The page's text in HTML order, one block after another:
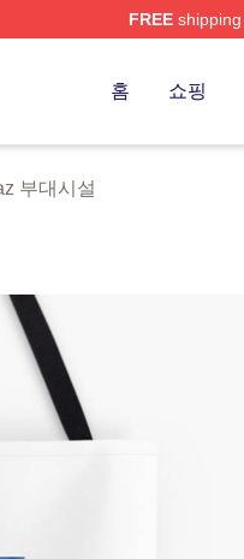
FREEshipping
홈 쇼핑
부대시설